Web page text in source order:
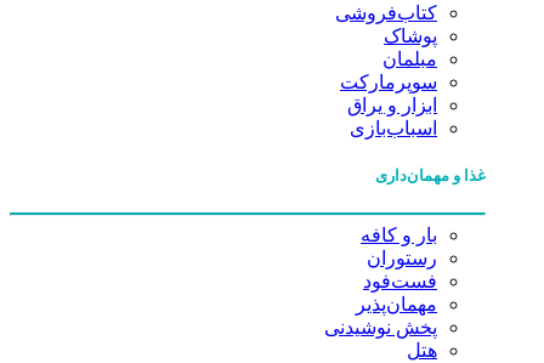
کتاب‌فروشی
پوشاک
مبلمان
سوپرمارکت
ابزار و یراق
اسباب‌بازی
غذا و مهمان‌داری
بار و کافه
رستوران
فست‌فود
مهمان‌پذیر
پخش نوشیدنی
هتل